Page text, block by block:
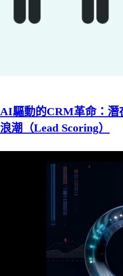
AI驅動的CRM革命：潛
浪潮（Lead Scoring）